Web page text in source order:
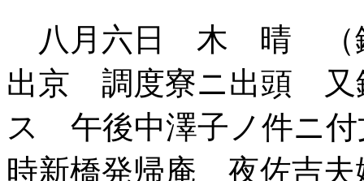
八月六日 木 晴 （
出京 調度寮ニ出頭 又
ス 午後中澤子ノ件ニ付
時新橋発帰庵 夜佐吉